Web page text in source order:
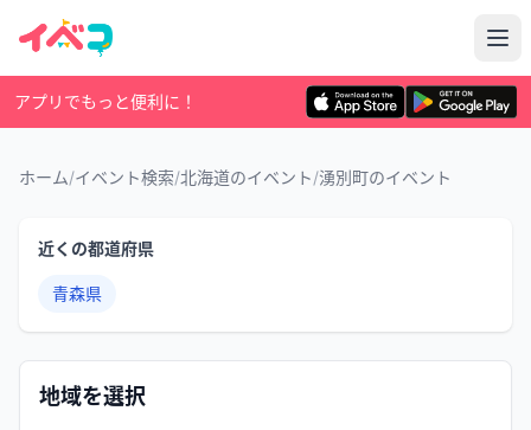
アプリでもっと便利に！
ホーム/イベント検索/北海道のイベント/湧別町のイベント
近くの都道府県
青森県
地域を選択